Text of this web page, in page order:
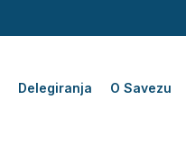
Delegiranja O Savezu